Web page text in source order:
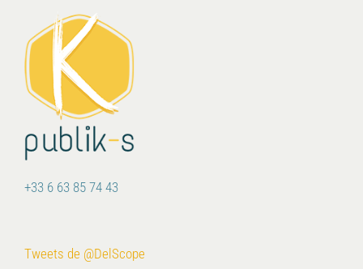
+33 6 63 85 74 43
Tweets de @DelScope